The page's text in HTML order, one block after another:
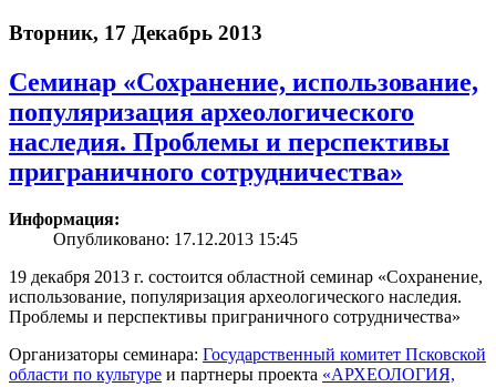
Вторник, 17 Декабрь 2013
Семинар «Сохранение, использование,
популяризация археологического
наследия. Проблемы и перспективы
приграничного сотрудничества»
Информация:
Опубликовано: 17.12.2013 15:45
19 декабря 2013 г. состоится областной семинар «Сохранение,
использование, популяризация археологического наследия.
Проблемы и перспективы приграничного сотрудничества»
Организаторы семинара: Государственный комитет Псковской
области по культуре и партнеры проекта «АРХЕОЛОГИЯ,